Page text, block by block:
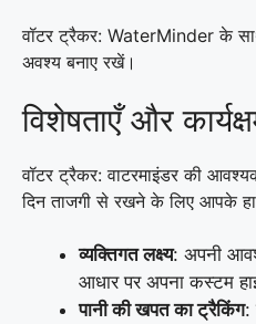
वॉटर ट्रैकर: WaterMinder के
अवश्य बनाए रखें।
विशेषताएँ और
वॉटर ट्रैकर: वाटरमाइंडर की
दिन ताजगी से रखने के लिए आपके
व्यक्तिगत लक्ष्य: अपनी
आधार पर अपना कस्टम
पानी की खपत का ट्रैकिंग: